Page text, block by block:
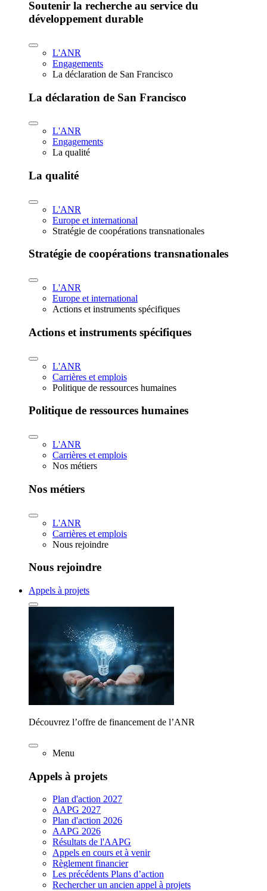
Soutenir la recherche au service du
développement durable
L'ANR
Engagements
La déclaration de San Francisco
La déclaration de San Francisco
L'ANR
Engagements
La qualité
La qualité
L'ANR
Europe et international
Stratégie de coopérations transnationales
Stratégie de coopérations transnationales
L'ANR
Europe et international
Actions et instruments spécifiques
Actions et instruments spécifiques
L'ANR
Carrières et emplois
Politique de ressources humaines
Politique de ressources humaines
L'ANR
Carrières et emplois
Nos métiers
Nos métiers
L'ANR
Carrières et emplois
Nous rejoindre
Nous rejoindre
Appels à projets
Découvrez l’offre de financement de l’ANR
Menu
Appels à projets
Plan d'action 2027
AAPG 2027
Plan d'action 2026
AAPG 2026
Résultats de l'AAPG
Appels en cours et à venir
Règlement financier
Les précédents Plans d’action
Rechercher un ancien appel à projets